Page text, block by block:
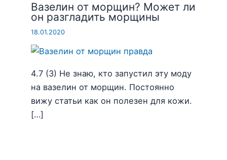
Вазелин от морщин? Может ли
он разгладить морщины
18.01.2020
4.7 (3) Не знаю, кто запустил эту моду
на вазелин от морщин. Постоянно
вижу статьи как он полезен для кожи.
[…]